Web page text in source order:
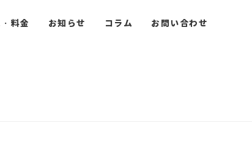
料金 お知らせ コラム お問い合わせ